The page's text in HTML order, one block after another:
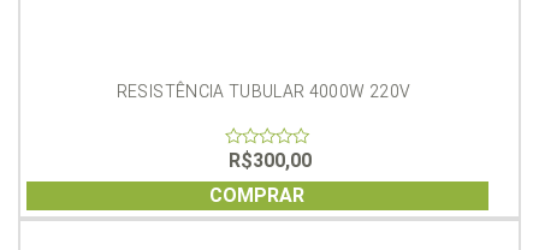
RESISTÊNCIA TUBULAR 4000W 220V
0
out
of
5
R$300,00
COMPRAR